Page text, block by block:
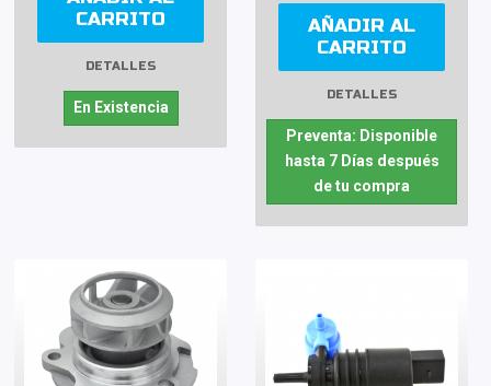
CARRITO
DETALLES
En Existencia
AÑADIR AL
CARRITO
DETALLES
Preventa: Disponible
hasta 7 Días después
de tu compra